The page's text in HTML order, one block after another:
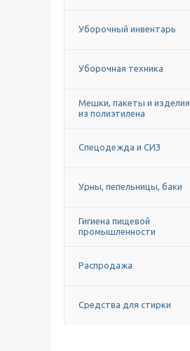
Уборочный инвентарь
Уборочная техника
Мешки, пакеты и изделия
из полиэтилена
Спецодежда и СИЗ
Урны, пепельницы, баки
Гигиена пищевой
промышленности
Распродажа
Средства для стирки